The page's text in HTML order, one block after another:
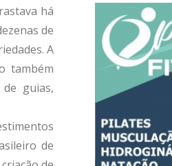
há
de
A
também
guias,
de